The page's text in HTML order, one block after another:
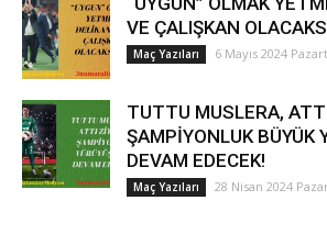
VE ÇALIŞKAN
Maç Yazıları 6 Mayıs 2024
TUTTU MUSLERA,
ŞAMPİYONLUK BÜYÜK
DEVAM EDECEK!
Maç Yazıları 28 Nisan 2024